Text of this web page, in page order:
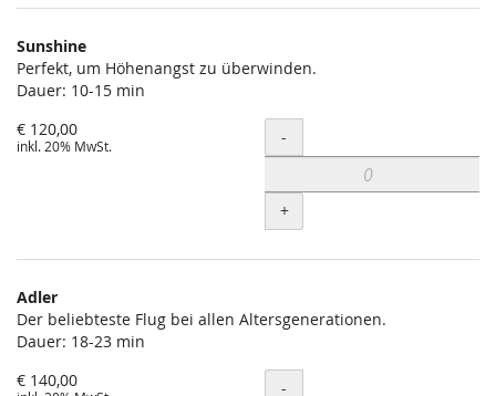
Produkte
Unkategorisierte
Produkte
Sunshine
Perfekt, um Höhenangst zu überwinden.
Dauer: 10-15 min
€ 120,00
inkl. 20% MwSt. Menge
-
+
Adler
Der beliebteste Flug bei allen Altersgenerationen.
Dauer: 18-23 min
€ 140,00
Menge
-